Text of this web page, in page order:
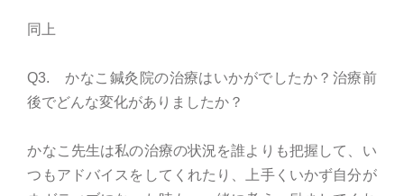
同上
Q3. かなこ鍼灸院の治療はいかがでしたか？治療前
後でどんな変化がありましたか？
かなこ先生は私の治療の状況を誰よりも把握して、い
つもアドバイスをしてくれたり、上手くいかず自分が